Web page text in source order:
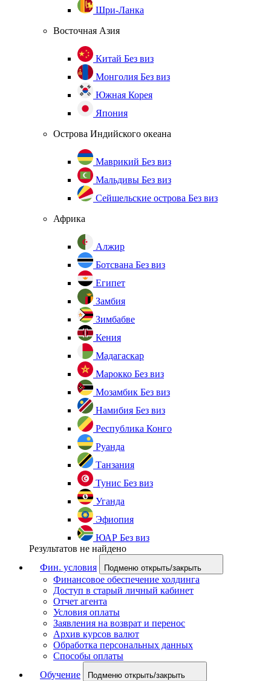
Шри-Ланка
Восточная Азия
Китай Без виз
Монголия Без виз
Южная Корея
Япония
Острова Индийского океана
Маврикий Без виз
Мальдивы Без виз
Сейшельские острова Без виз
Африка
Алжир
Ботсвана Без виз
Египет
Замбия
Зимбабве
Кения
Мадагаскар
Марокко Без виз
Мозамбик Без виз
Намибия Без виз
Республика Конго
Руанда
Танзания
Тунис Без виз
Уганда
Эфиопия
ЮАР Без виз
Результатов не найдено
Фин. условия
Подменю открыть/закрыть
Финансовое обеспечение холдинга
Доступ в старый личный кабинет
Отчет агента
Условия оплаты
Заявления на возврат и перенос
Архив курсов валют
Обработка персональных данных
Способы оплаты
Обучение
Подменю открыть/закрыть